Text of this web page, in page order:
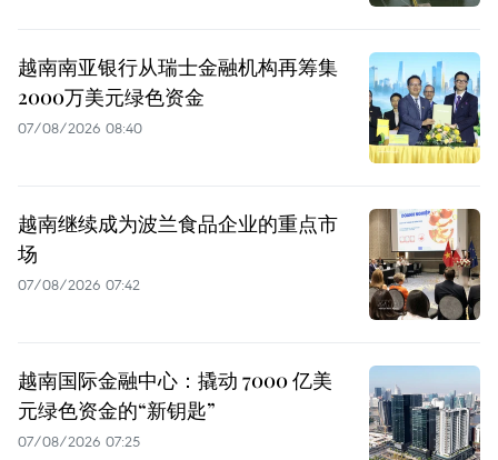
越南南亚银行从瑞士金融机构再筹集
2000万美元绿色资金
07/08/2026 08:40
越南继续成为波兰食品企业的重点市
场
07/08/2026 07:42
越南国际金融中心：撬动 7000 亿美
元绿色资金的“新钥匙”
07/08/2026 07:25